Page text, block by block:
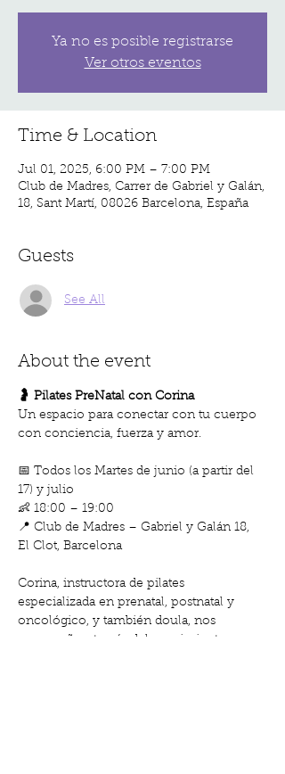
Ya no es posible registrarse
Ver otros eventos
Time & Location
Jul 01, 2025, 6:00 PM – 7:00 PM
Club de Madres, Carrer de Gabriel y Galán,
18, Sant Martí, 08026 Barcelona, España
Guests
See All
About the event
🤰 Pilates PreNatal con Corina
Un espacio para conectar con tu cuerpo
con conciencia, fuerza y amor.
📅 Todos los Martes de junio (a partir del
17) y julio
👶 18:00 – 19:00
📍 Club de Madres – Gabriel y Galán 18,
El Clot, Barcelona
Corina, instructora de pilates
especializada en prenatal, postnatal y
oncológico, y también doula, nos
acompaña a través del movimiento en